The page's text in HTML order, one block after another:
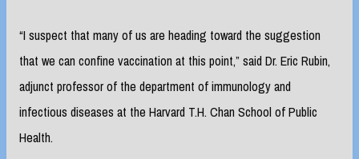
“I suspect that many of us are heading toward the suggestion
that we can confine vaccination at this point,” said Dr. Eric Rubin,
adjunct professor of the department of immunology and
infectious diseases at the Harvard T.H. Chan School of Public
Health.